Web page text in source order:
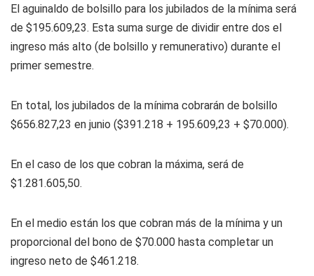
El aguinaldo de bolsillo para los jubilados de la mínima será
de $195.609,23. Esta suma surge de dividir entre dos el
ingreso más alto (de bolsillo y remunerativo) durante el
primer semestre.
En total, los jubilados de la mínima cobrarán de bolsillo
$656.827,23 en junio ($391.218 + 195.609,23 + $70.000).
En el caso de los que cobran la máxima, será de
$1.281.605,50.
En el medio están los que cobran más de la mínima y un
proporcional del bono de $70.000 hasta completar un
ingreso neto de $461.218.